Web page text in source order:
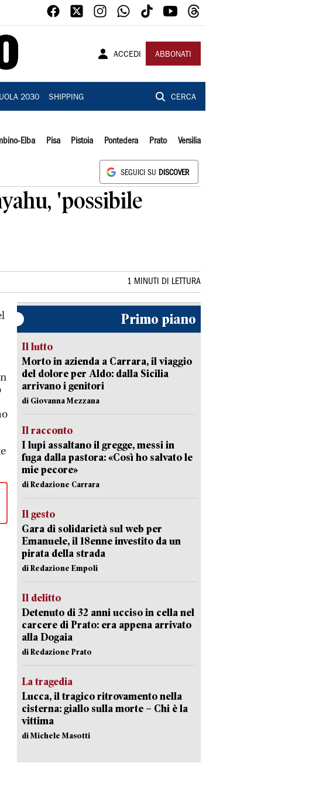
ACCEDI ABBONATI
2030 SHIPPING CERCA
Elba Pisa Pistoia Pontedera Prato Versilia
SEGUICI SU DISCOVER
'possibile
1 MINUTI DI LETTURA
Primo piano
Il lutto
Morto in azienda a Carrara, il viaggio
del dolore per Aldo: dalla Sicilia
arrivano i genitori
di Giovanna Mezzana
Il racconto
I lupi assaltano il gregge, messi in
fuga dalla pastora: «Così ho salvato le
mie pecore»
di Redazione Carrara
Il gesto
Gara di solidarietà sul web per
Emanuele, il 18enne investito da un
pirata della strada
di Redazione Empoli
Il delitto
Detenuto di 32 anni ucciso in cella nel
carcere di Prato: era appena arrivato
alla Dogaia
di Redazione Prato
La tragedia
Lucca, il tragico ritrovamento nella
cisterna: giallo sulla morte – Chi è la
vittima
di Michele Masotti